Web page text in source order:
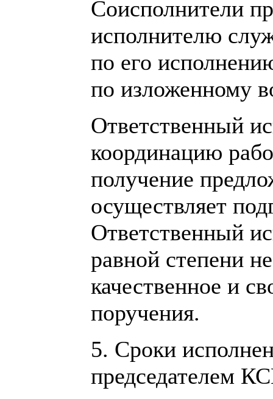
Соисполнители
исполнителю
по его
по изложенному
Ответственный
координацию
получение
осуществляет
Ответственный
равной степени
качественное и
поручения.
5. Сроки
председателем